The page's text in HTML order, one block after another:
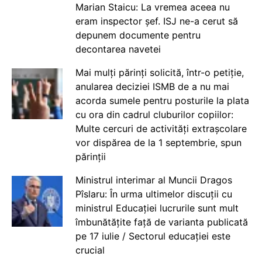
Marian Staicu: La vremea aceea nu
eram inspector șef. ISJ ne-a cerut să
depunem documente pentru
decontarea navetei
Mai mulți părinți solicită, într-o petiție,
anularea deciziei ISMB de a nu mai
acorda sumele pentru posturile la plata
cu ora din cadrul cluburilor copiilor:
Multe cercuri de activități extrașcolare
vor dispărea de la 1 septembrie, spun
părinții
Ministrul interimar al Muncii Dragos
Pîslaru: În urma ultimelor discuții cu
ministrul Educației lucrurile sunt mult
îmbunătățite față de varianta publicată
pe 17 iulie / Sectorul educației este
crucial